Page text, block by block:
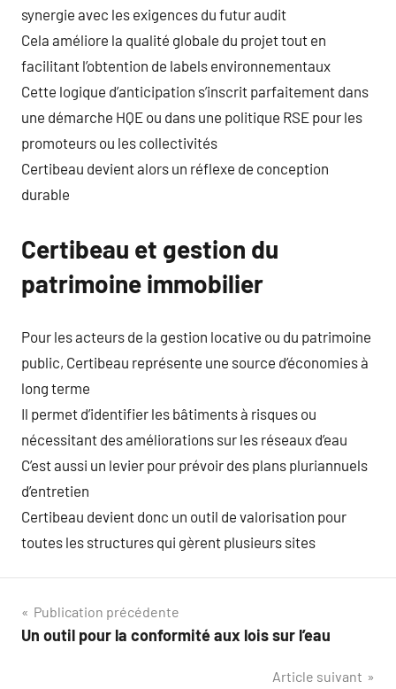
synergie avec les exigences du futur audit
Cela améliore la qualité globale du projet tout en
facilitant l’obtention de labels environnementaux
Cette logique d’anticipation s’inscrit parfaitement dans
une démarche HQE ou dans une politique RSE pour les
promoteurs ou les collectivités
Certibeau devient alors un réflexe de conception
durable
Certibeau et gestion du
patrimoine immobilier
Pour les acteurs de la gestion locative ou du patrimoine
public, Certibeau représente une source d’économies à
long terme
Il permet d’identifier les bâtiments à risques ou
nécessitant des améliorations sur les réseaux d’eau
C’est aussi un levier pour prévoir des plans pluriannuels
d’entretien
Certibeau devient donc un outil de valorisation pour
toutes les structures qui gèrent plusieurs sites
Navigation
de
Publication précédente
Un outil pour la conformité aux lois sur l’eau
Article suivant